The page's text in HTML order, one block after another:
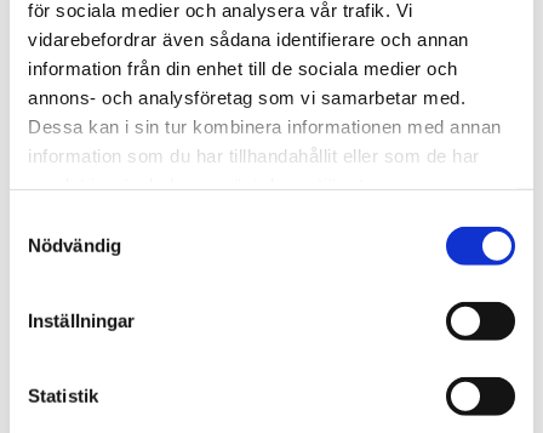
för sociala medier och analysera vår trafik. Vi
vidarebefordrar även sådana identifierare och annan
information från din enhet till de sociala medier och
annons- och analysföretag som vi samarbetar med.
Dessa kan i sin tur kombinera informationen med annan
information som du har tillhandahållit eller som de har
Nödvändig
Inställningar
Statistik
Wilensky vid din sida kan du känna dig trygg i
vetskapen om att du har en erfaren och engagerad
advokat som arbetar för dig.
Kontakta oss
Har du frågor eller behov av juridisk rådgivning?
Välkommen att kontakta Advokatfirman Wilensky. Vi
erbjuder professionell och diskret hantering av ditt